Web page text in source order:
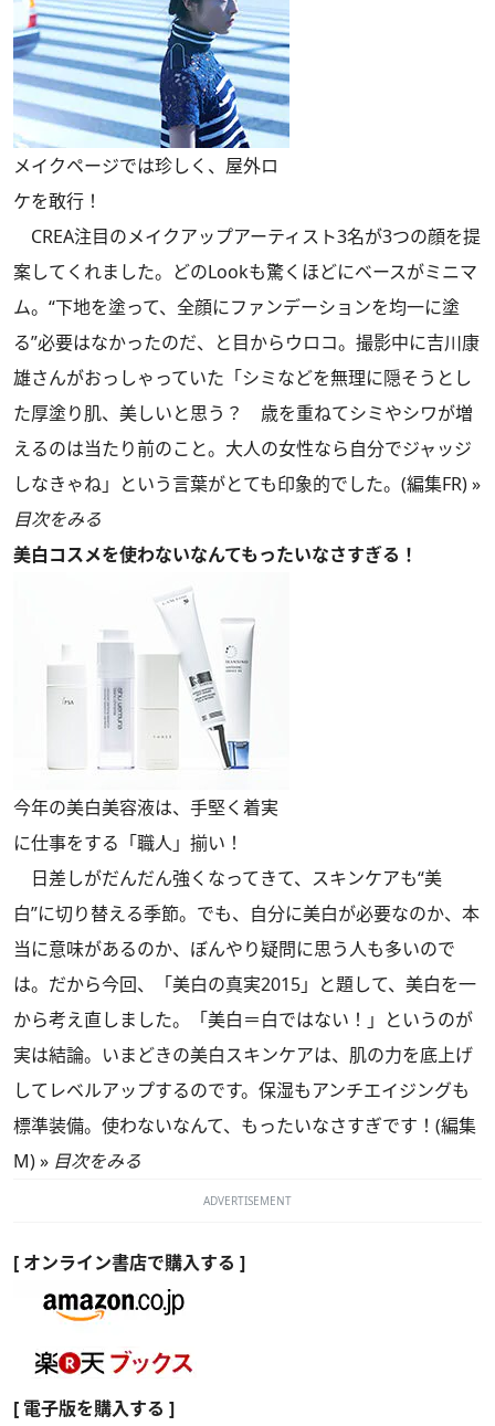
メイクページでは珍しく、屋外ロ
ケを敢行！
CREA注目のメイクアップアーティスト3名が3つの顔を提
案してくれました。どのLookも驚くほどにベースがミニマ
ム。“下地を塗って、全顔にファンデーションを均一に塗
る”必要はなかったのだ、と目からウロコ。撮影中に吉川康
雄さんがおっしゃっていた「シミなどを無理に隠そうとし
た厚塗り肌、美しいと思う？ 歳を重ねてシミやシワが増
えるのは当たり前のこと。大人の女性なら自分でジャッジ
しなきゃね」という言葉がとても印象的でした。(編集FR) »
目次をみる
美白コスメを使わないなんてもったいなさすぎる！
今年の美白美容液は、手堅く着実
に仕事をする「職人」揃い！
日差しがだんだん強くなってきて、スキンケアも“美
白”に切り替える季節。でも、自分に美白が必要なのか、本
当に意味があるのか、ぼんやり疑問に思う人も多いので
は。だから今回、「美白の真実2015」と題して、美白を一
から考え直しました。「美白＝白ではない！」というのが
実は結論。いまどきの美白スキンケアは、肌の力を底上げ
してレベルアップするのです。保湿もアンチエイジングも
標準装備。使わないなんて、もったいなさすぎです！(編集
M) » 目次をみる
ADVERTISEMENT
[ オンライン書店で購入する ]
[ 電子版を購入する ]